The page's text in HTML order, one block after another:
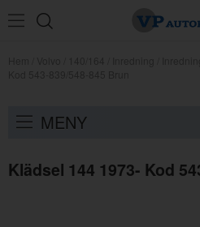
MENY
Klädsel 144 1973- Kod